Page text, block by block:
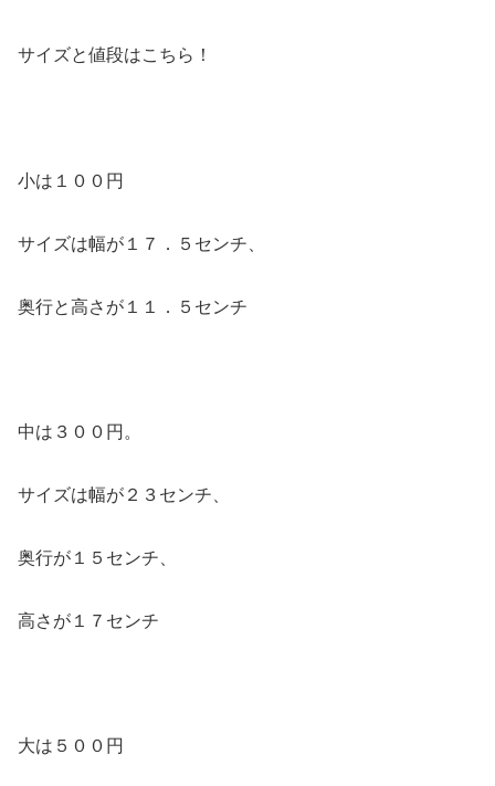
サイズと値段はこちら！
小は１００円
サイズは幅が１７．５センチ、
奥行と高さが１１．５センチ
中は３００円。
サイズは幅が２３センチ、
奥行が１５センチ、
高さが１７センチ
大は５００円